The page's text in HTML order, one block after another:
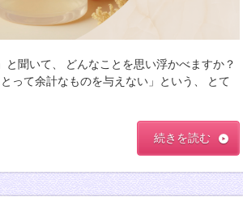
聞いて、 どんなことを思い浮かべますか？
って余計なものを与えない」という、 とて
続きを読む